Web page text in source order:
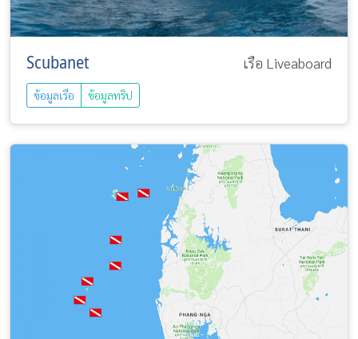
เรือ Liveaboard
Scubanet
ข้อมูลเรือ ข้อมูลทริป